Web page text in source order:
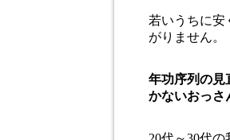
若いうちに安
がりません。
年功序列の見
かないおっさ